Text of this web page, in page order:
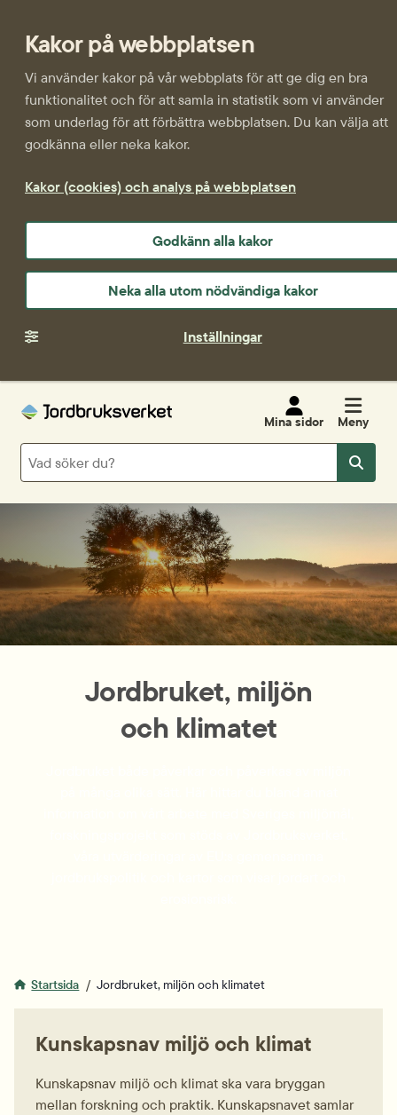
Kakor på webbplatsen
Vi använder kakor på vår webbplats för att ge dig en bra
funktionalitet och för att samla in statistik som vi använder
som underlag för att förbättra webbplatsen. Du kan välja att
godkänna eller neka kakor.
Kakor (cookies) och analys på webbplatsen
Godkänn alla kakor
Neka alla utom nödvändiga kakor
Inställningar
Mina sidor Meny
Sök
Sök
Jordbruket, miljön
och klimatet
Startsida Jordbruket, miljön och klimatet
Kunskapsnav miljö och klimat
Kunskapsnav miljö och klimat ska vara bryggan
mellan forskning och praktik. Kunskapsnavet samlar